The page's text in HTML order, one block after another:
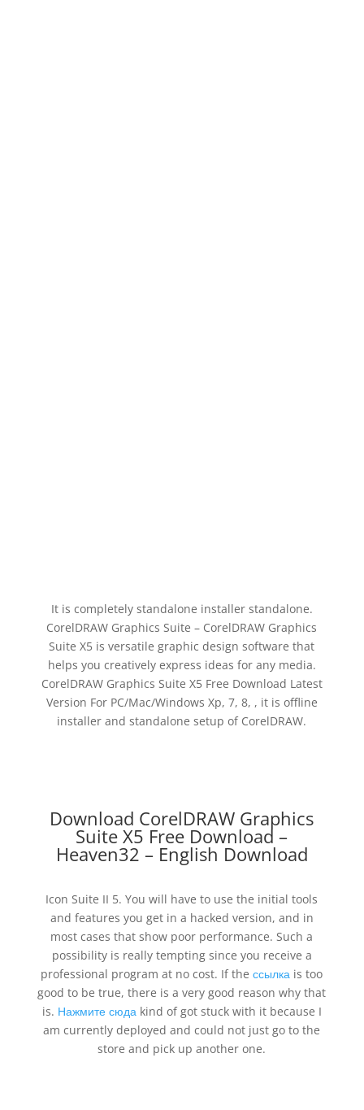
It is completely standalone installer standalone.
CorelDRAW Graphics Suite – CorelDRAW Graphics
Suite X5 is versatile graphic design software that
helps you creatively express ideas for any media.
CorelDRAW Graphics Suite X5 Free Download Latest
Version For PC/Mac/Windows Xp, 7, 8, , it is offline
installer and standalone setup of CorelDRAW.
Download CorelDRAW Graphics
Suite X5 Free Download –
Heaven32 – English Download
Icon Suite II 5. You will have to use the initial tools
and features you get in a hacked version, and in
most cases that show poor performance. Such a
possibility is really tempting since you receive a
professional program at no cost. If theссылка is too
good to be true, there is a very good reason why that
is. Нажмите сюдаkind of got stuck with it because I
am currently deployed and could not just go to the
store and pick up another one.